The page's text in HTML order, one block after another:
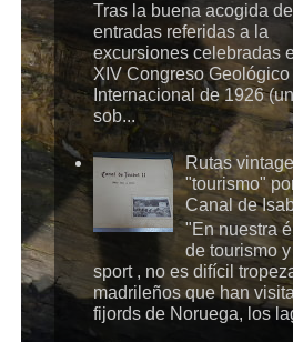
Tras la buena acogida
entradas referidas a la
excursiones celebradas
XIV Congreso Geológico
Internacional de 1926
sob...
Rutas
"tourismo"
Canal de
"En nuestra
de tourismo
sport , no es difícil
madrileños que han
fijords de Noruega, los